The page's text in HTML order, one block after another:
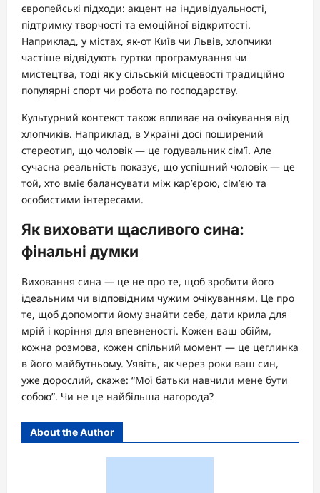
європейські підходи: акцент на індивідуальності,
підтримку творчості та емоційної відкритості.
Наприклад, у містах, як-от Київ чи Львів, хлопчики
частіше відвідують гуртки програмування чи
мистецтва, тоді як у сільській місцевості традиційно
популярні спорт чи робота по господарству.
Культурний контекст також впливає на очікування від
хлопчиків. Наприклад, в Україні досі поширений
стереотип, що чоловік — це годувальник сім’ї. Але
сучасна реальність показує, що успішний чоловік — це
той, хто вміє балансувати між кар’єрою, сім’єю та
особистими інтересами.
Як виховати щасливого сина:
фінальні думки
Виховання сина — це не про те, щоб зробити його
ідеальним чи відповідним чужим очікуванням. Це про
те, щоб допомогти йому знайти себе, дати крила для
мрій і коріння для впевненості. Кожен ваш обійм,
кожна розмова, кожен спільний момент — це цеглинка
в його майбутньому. Уявіть, як через роки ваш син,
уже дорослий, скаже: “Мої батьки навчили мене бути
собою”. Чи не це найбільша нагорода?
About the Author